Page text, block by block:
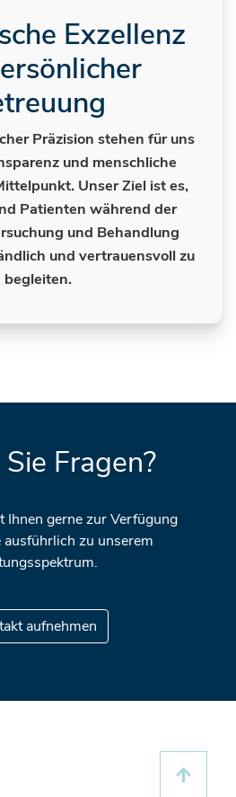
Exzellenz
Präzision stehen für uns
und menschliche
Unser Ziel ist es,
Patienten während der
und Behandlung
und vertrauensvoll zu
begleiten.
Fragen?
Ihnen gerne zur Verfügung
ausführlich zu unserem
aufnehmen